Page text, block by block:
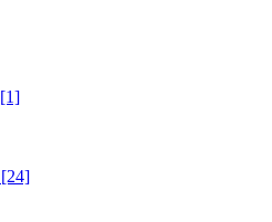
[1]
[24]